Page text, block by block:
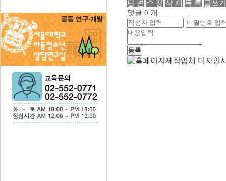
답 변 수 정 삭 제 목 록 글쓰기
댓글 0 개